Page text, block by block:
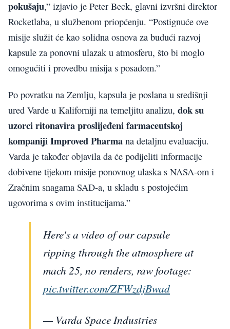
pokušaju,” izjavio je Peter Beck, glavni izvršni direktor
Rocketlaba, u službenom priopćenju. “Postignuće ove
misije služit će kao solidna osnova za budući razvoj
kapsule za ponovni ulazak u atmosferu, što bi moglo
omogućiti i provedbu misija s posadom.”
Po povratku na Zemlju, kapsula je poslana u središnji
ured Varde u Kaliforniji na temeljitu analizu, dok su
uzorci ritonavira proslijeđeni farmaceutskoj
kompaniji Improved Pharma na detaljnu evaluaciju.
Varda je također objavila da će podijeliti informacije
dobivene tijekom misije ponovnog ulaska s NASA-om i
Zračnim snagama SAD-a, u skladu s postojećim
ugovorima s ovim institucijama.”
Here's a video of our capsule
ripping through the atmosphere at
mach 25, no renders, raw footage:
pic.twitter.com/ZFWzdjBwad
— Varda Space Industries